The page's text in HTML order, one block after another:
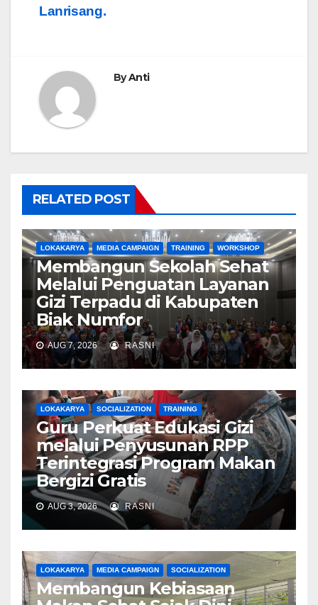
Lanrisang.
ByAnti
RELATED POST
LOKAKARYA MEDIA CAMPAIGN TRAINING WORKSHOP
Membangun Sekolah Sehat
Melalui Penguatan Layanan
Gizi Terpadu di Kabupaten
Biak Numfor
AUG 7, 2026 RASNI
LOKAKARYA SOCIALIZATION TRAINING
Guru Perkuat Edukasi Gizi
melalui Penyusunan RPP
Terintegrasi Program Makan
Bergizi Gratis
AUG 3, 2026 RASNI
LOKAKARYA MEDIA CAMPAIGN SOCIALIZATION
Membangun Kebiasaan